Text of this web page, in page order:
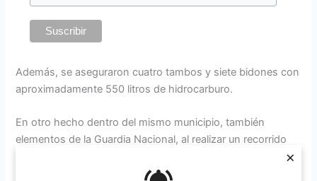
×
Además, se aseguraron cuatro tambos y siete bidones con
aproximadamente 550 litros de hidrocarburo.
En otro hecho dentro del mismo municipio, también
elementos de la Guardia Nacional, al realizar un recorrido
Apazulco, localizaron y aseguraron dos vehículos, un fusil